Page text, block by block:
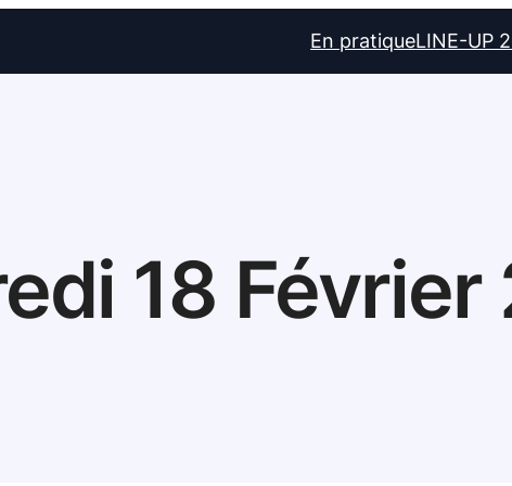
En pratiqueLINE-UP
18